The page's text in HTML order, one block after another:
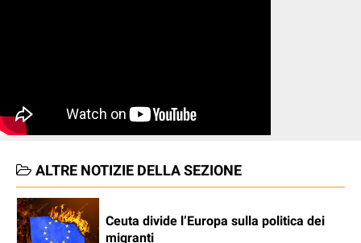
ALTRE NOTIZIE DELLA SEZIONE
Ceuta divide l’Europa sulla politica dei
migranti